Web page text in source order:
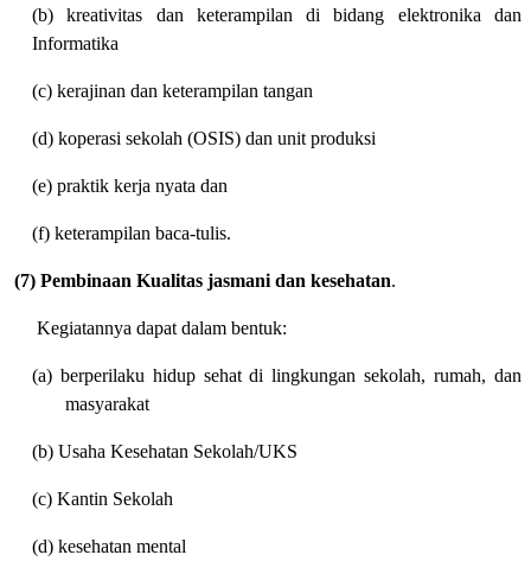
(b) kreativitas dan keterampilan di bidang elektronika dan
Informatika
(c) kerajinan dan keterampilan tangan
(d) koperasi sekolah (OSIS) dan unit produksi
(e) praktik kerja nyata dan
(f) keterampilan baca-tulis.
(7) Pembinaan Kualitas jasmani dan kesehatan.
Kegiatannya dapat dalam bentuk:
(a) berperilaku hidup sehat di lingkungan sekolah, rumah, dan
masyarakat
(b) Usaha Kesehatan Sekolah/UKS
(c) Kantin Sekolah
(d) kesehatan mental